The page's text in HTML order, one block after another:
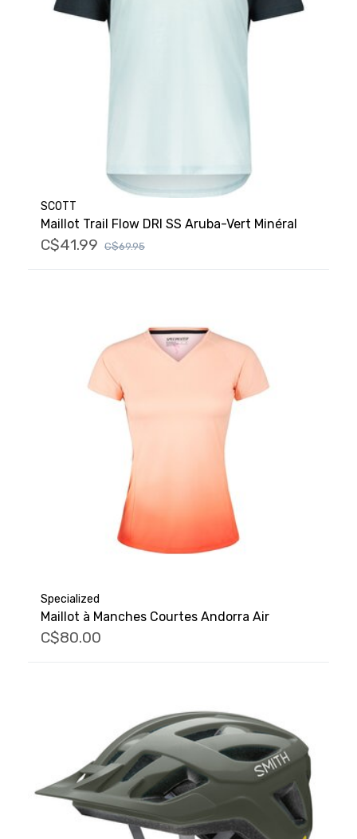
SCOTT
Maillot Trail Flow DRI SS Aruba-Vert Minéral
C$41.99 C$69.95
Specialized
Maillot à Manches Courtes Andorra Air
C$80.00